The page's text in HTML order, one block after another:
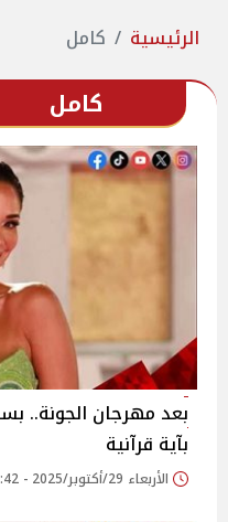
الرئيسية كامل
كامل
بعد مهرجان الجونة..
بآية قرآنية
الأربعاء 29/أكتوبر/2025 - 05:42 م